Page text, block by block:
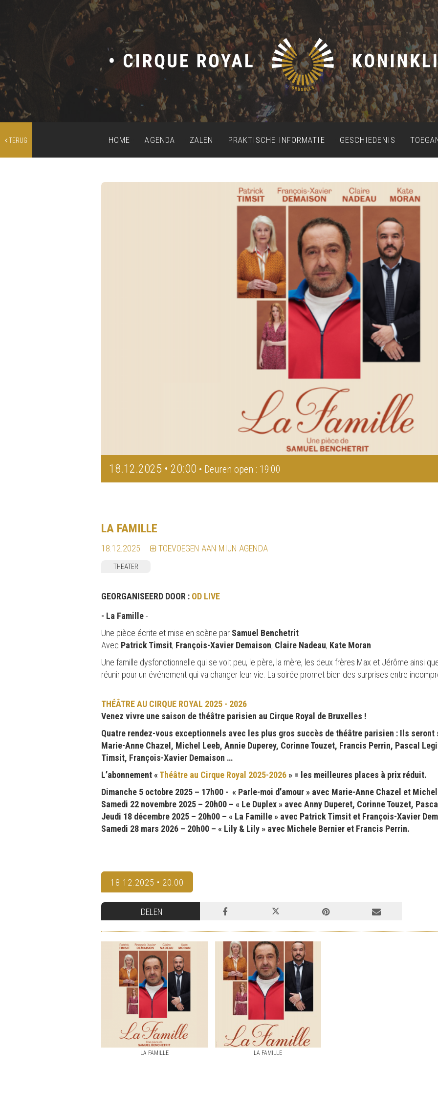
TERUG HOME AGENDA ZALEN PRAKTISCHE INFORMATIE GESCHIEDENIS
18.12.2025 • 20:00 • Deuren open : 19:00
LA FAMILLE
18.12.2025 TOEVOEGEN AAN MIJN AGENDA
THEATER
GEORGANISEERD DOOR : OD LIVE
- La Famille-
Une pièce écrite et mise en scène par Samuel Benchetrit
Avec Patrick Timsit, François-Xavier Demaison, Claire Nadeau, Kate Moran
Une famille dysfonctionnelle qui se voit peu, le père, la mère, les deux frères Max et Jérôme ainsi
réunir pour un événement qui va changer leur vie. La soirée promet bien des surprises entre
THÉÂTRE AU CIRQUE ROYAL 2025 - 2026
Venez vivre une saison de théâtre parisien au Cirque Royal de Bruxelles !
Quatre rendez-vous exceptionnels avec les plus gros succès de théâtre parisien : Ils seront
Marie-Anne Chazel, Michel Leeb, Annie Duperey, Corinne Touzet, Francis Perrin, Pascal
Timsit, François-Xavier Demaison …
L’abonnement « Théâtre au Cirque Royal 2025-2026 » = les meilleures places à prix réduit.
Dimanche 5 octobre 2025 – 17h00 - « Parle-moi d’amour » avec Marie-Anne Chazel et
Samedi 22 novembre 2025 – 20h00 – « Le Duplex » avec Anny Duperet, Corinne Touzet,
Jeudi 18 décembre 2025 – 20h00 – « La Famille » avec Patrick Timsit et François-Xavier
Samedi 28 mars 2026 – 20h00 – « Lily & Lily » avec Michele Bernier et Francis Perrin.
18.12.2025 • 20:00
DELEN
LA FAMILLE LA FAMILLE